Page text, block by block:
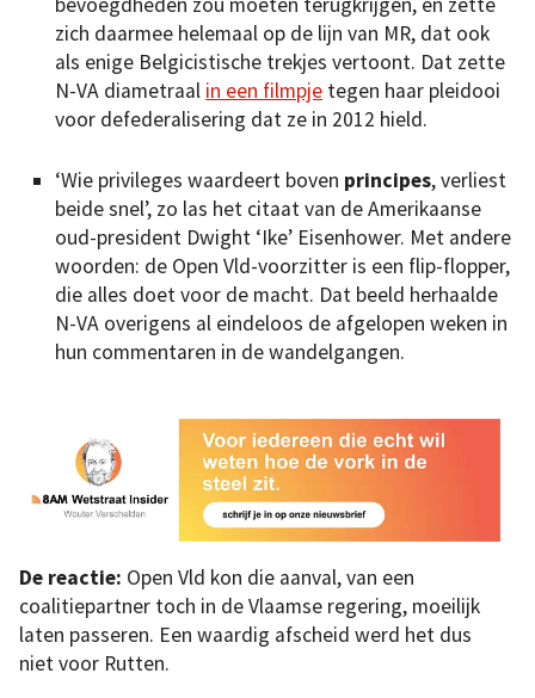
zich daarmee helemaal op de lijn van MR, dat ook
als enige Belgicistische trekjes vertoont. Dat zette
N-VA diametraal in een filmpje tegen haar pleidooi
voor defederalisering dat ze in 2012 hield.
‘Wie privileges waardeert boven principes, verliest
beide snel’, zo las het citaat van de Amerikaanse
oud-president Dwight ‘Ike’ Eisenhower. Met andere
woorden: de Open Vld-voorzitter is een flip-flopper,
die alles doet voor de macht. Dat beeld herhaalde
N-VA overigens al eindeloos de afgelopen weken in
hun commentaren in de wandelgangen.
De reactie: Open Vld kon die aanval, van een
coalitiepartner toch in de Vlaamse regering, moeilijk
laten passeren. Een waardig afscheid werd het dus
niet voor Rutten.